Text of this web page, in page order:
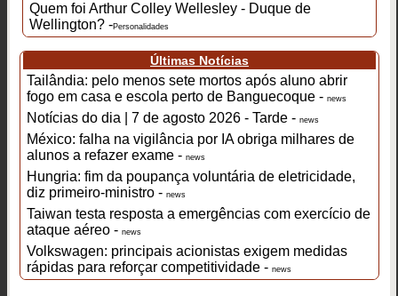
Quem foi Arthur Colley Wellesley - Duque de
Wellington? -Personalidades
Últimas Notícias
Tailândia: pelo menos sete mortos após aluno abrir
fogo em casa e escola perto de Banguecoque - news
Notícias do dia | 7 de agosto 2026 - Tarde - news
México: falha na vigilância por IA obriga milhares de
alunos a refazer exame - news
Hungria: fim da poupança voluntária de eletricidade,
diz primeiro-ministro - news
Taiwan testa resposta a emergências com exercício de
ataque aéreo - news
Volkswagen: principais acionistas exigem medidas
rápidas para reforçar competitividade - news